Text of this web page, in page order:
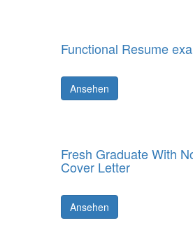
Functional Resume
Ansehen
Fresh Graduate With
Cover Letter
Ansehen